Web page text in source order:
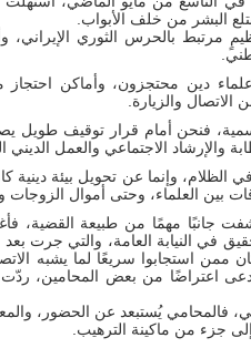
البشر من خلف الأبواب.
مرتبط بالحرس الثوري الإيراني،
دين محتجزون، وأماكن احتجاز
والزيارة.
فنحن أمام قرار توقيف
والإرشاد الاجتماعي والعمل الديني
وإنما عن تحويل بيئة دينية
بين العلماء، وحتى أموال الزوجات
جانبًا مهمًا من طبيعة القضية،
في النيابة العامة، والتي جرت بعد
استجابوا سريعًا لما يشبه
اعتراضًا من بعض المحامين، ردّت عليه
فالمحامي يُستبعد عن الحضور،
جزء من ماكينة الترهيب.